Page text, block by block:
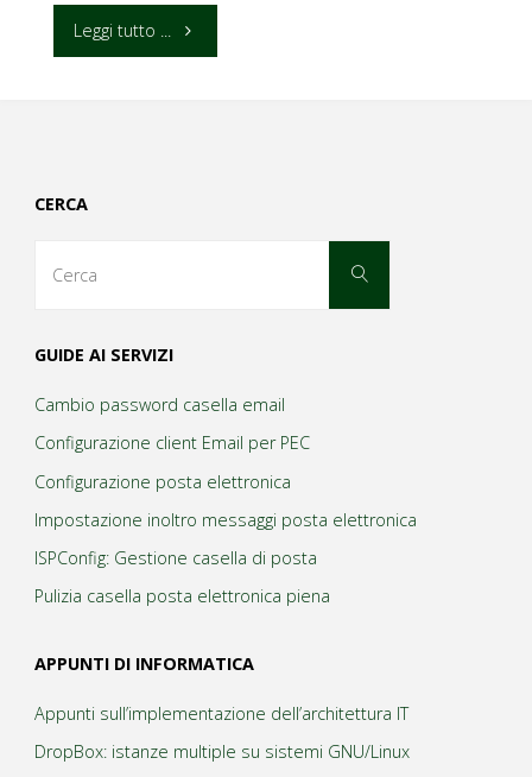
Leggi tutto ... "Firewall
CERCA
Cerca
GUIDE AI SERVIZI
Cambio password casella email
Configurazione client Email per PEC
Configurazione posta elettronica
Impostazione inoltro messaggi posta elettronica
ISPConfig: Gestione casella di posta
Pulizia casella posta elettronica piena
APPUNTI DI INFORMATICA
Appunti sull’implementazione dell’architettura IT
DropBox: istanze multiple su sistemi GNU/Linux